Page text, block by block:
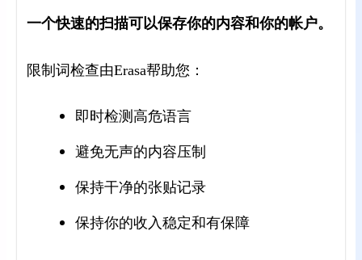
一个快速的扫描可以保存你的内容和你的帐户。
限制词检查由Erasa帮助您：
即时检测高危语言
避免无声的内容压制
保持干净的张贴记录
保持你的收入稳定和有保障